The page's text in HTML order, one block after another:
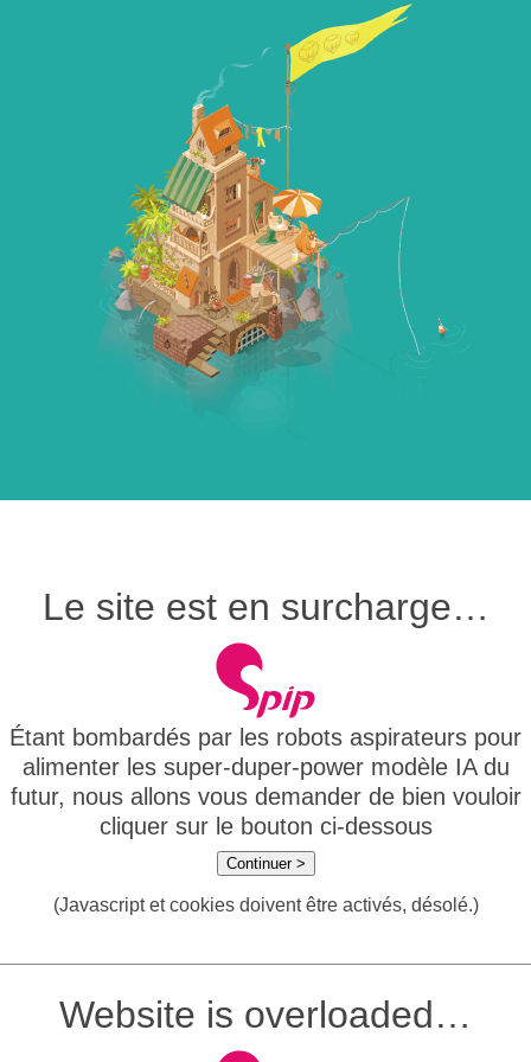
Le site est en surcharge…
Étant bombardés par les robots aspirateurs pour
alimenter les super-duper-power modèle IA du
futur, nous allons vous demander de bien vouloir
cliquer sur le bouton ci-dessous
Continuer >
(Javascript et cookies doivent être activés, désolé.)
Website is overloaded…